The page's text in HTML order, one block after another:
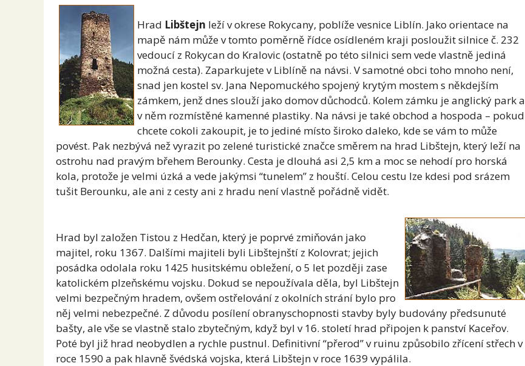
Hrad Libštejn leží v okrese Rokycany, poblíže vesnice Liblín. Jako orientace na
mapě nám může v tomto poměrně řídce osídleném kraji posloužit silnice č. 232
vedoucí z Rokycan do Kralovic (ostatně po této silnici sem vede vlastně jediná
možná cesta). Zaparkujete v Liblíně na návsi. V samotné obci toho mnoho není,
snad jen kostel sv. Jana Nepomuckého spojený krytým mostem s někdejším
zámkem, jenž dnes slouží jako domov důchodců. Kolem zámku je anglický park a
v něm rozmístěné kamenné plastiky. Na návsi je také obchod a hospoda – pokud
chcete cokoli zakoupit, je to jediné místo široko daleko, kde se vám to může
povést. Pak nezbývá než vyrazit po zelené turistické značce směrem na hrad Libštejn, který leží na
ostrohu nad pravým břehem Berounky. Cesta je dlouhá asi 2,5 km a moc se nehodí pro horská
kola, protože je velmi úzká a vede jakýmsi “tunelem” z houští. Celou cestu lze kdesi pod srázem
tušit Berounku, ale ani z cesty ani z hradu není vlastně pořádně vidět.
Hrad byl založen Tistou z Hedčan, který je poprvé zmiňován jako
majitel, roku 1367. Dalšími majiteli byli Libštejnští z Kolovrat; jejich
posádka odolala roku 1425 husitskému obležení, o 5 let později zase
katolickém plzeňskému vojsku. Dokud se nepoužívala děla, byl Libštejn
velmi bezpečným hradem, ovšem ostřelování z okolních strání bylo pro
něj velmi nebezpečné. Z důvodu posílení obranyschopnosti stavby byly budovány předsunuté
bašty, ale vše se vlastně stalo zbytečným, když byl v 16. století hrad připojen k panství Kaceřov.
Poté byl již hrad neobydlen a rychle pustnul. Definitivní “přerod” v ruinu způsobilo zřícení střech v
roce 1590 a pak hlavně švédská vojska, která Libštejn v roce 1639 vypálila.